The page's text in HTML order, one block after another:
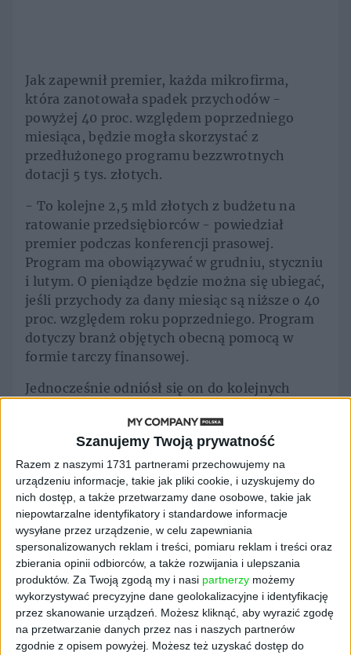
Szanujemy Twoją prywatność
Razem z naszymi 1731 partnerami przechowujemy na
urządzeniu informacje, takie jak pliki cookie, i uzyskujemy do
nich dostęp, a także przetwarzamy dane osobowe, takie jak
niepowtarzalne identyfikatory i standardowe informacje
wysyłane przez urządzenie, w celu zapewniania
spersonalizowanych reklam i treści, pomiaru reklam i treści oraz
zbierania opinii odbiorców, a także rozwijania i ulepszania
produktów. Za Twoją zgodą my i nasi partnerzy możemy
wykorzystywać precyzyjne dane geolokalizacyjne i identyfikację
przez skanowanie urządzeń. Możesz kliknąć, aby wyrazić zgodę
na przetwarzanie danych przez nas i naszych partnerów
zgodnie z opisem powyżej. Możesz też uzyskać dostęp do
Jak zapewnił premier, każda mikrofirma,
która zanotowała spadek przychodów -
powyżej 40 proc. względem poprzedniego
miesiąca, będzie mogła skorzystać z
przedłużonego programu bezzwrotnych
dotacji 5 tys. złotych.
- To kolejne 2,5 mld złotych z budżetu na
ratowanie przedsiębiorców - powiedział
premier podczas konferencji prasowej.
Program ma obowiązywać w grudniu, styczniu
i lutym. O pieniądze będzie można się ubiegać,
jeśli przychody za dany miesiąc są niższe o 40
proc. względem roku poprzedniego. Program
dotyczy branż objętych obecną pomocą w
formie tarczy finansowej.
Jednocześnie odniósł się on do kolejnych
biznesów. - Rozumiem irytację, frustrację, ale
odwołam się do magazynu Nature -
powiedział. Według artykułu branże, które
obecnie są zamknięte albo których
działalność została mocno ograniczona,
sprzyjają rozwijaniu się pandemii.
- Będziemy starali się je selektywnie otwierać,
jeśli nie pogorszą się statystyki - powiedział
Mateusz Morawiecki.